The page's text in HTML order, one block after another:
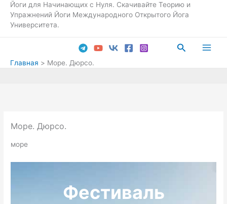
Йоги для Начинающих с Нуля. Скачивайте Теорию и
Упражнений Йоги Международного Открытого Йога
Университета.
Поиск
Главная Море. Дюрсо.
Море. Дюрсо.
море
Фестиваль